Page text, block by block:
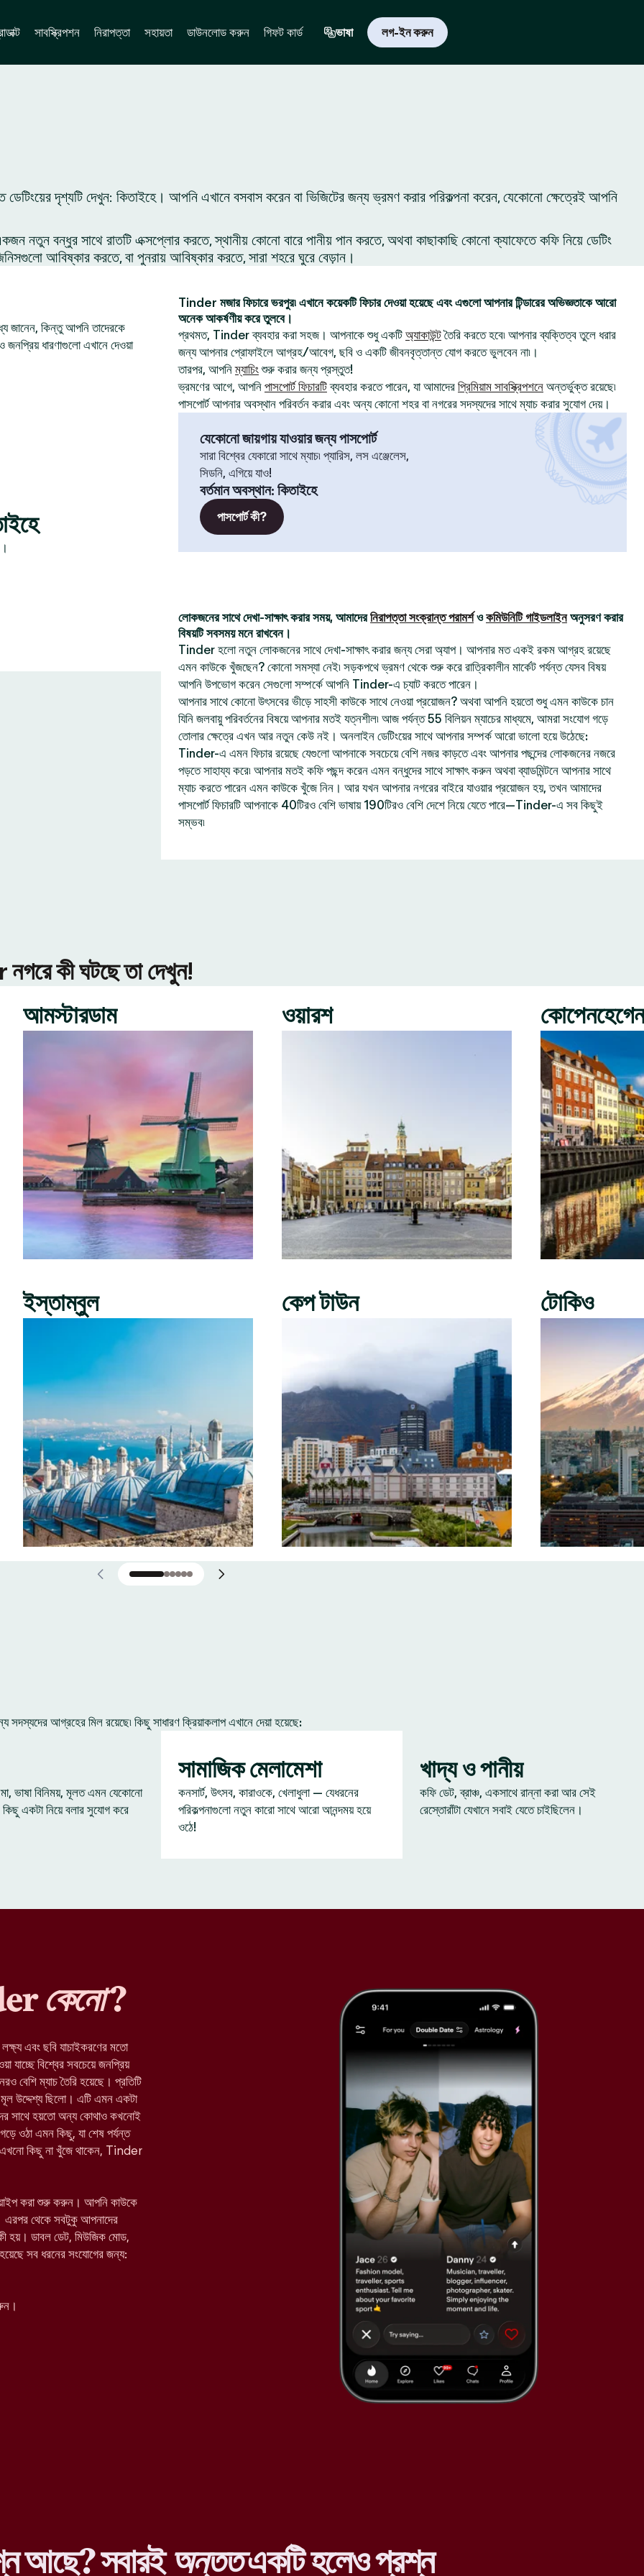
সাবস্ক্রিপশন নিরাপত্তা সহায়তা ডাউনলোড করুন গিফট কার্ড ভাষা লগ-ইন করুন
দৃশ্যটি দেখুন: কিতাইহে। আপনি এখানে বসবাস করেন বা ভিজিটের জন্য ভ্রমণ করার পরিকল্পনা করেন, যেকোনো ক্ষেত্রেই আপনি
বন্ধুর সাথে রাতটি এক্সপ্লোর করতে, স্থানীয় কোনো বারে পানীয় পান করতে, অথবা কাছাকাছি কোনো ক্যাফেতে কফি নিয়ে ডেটিং
আবিষ্কার করতে, বা পুনরায় আবিষ্কার করতে, সারা শহরে ঘুরে বেড়ান।
জানেন, কিন্তু আপনি তাদেরকে
জনপ্রিয় ধারণাগুলো এখানে দেওয়া
Tinder মজার ফিচারে ভরপুর৷ এখানে কয়েকটি ফিচার দেওয়া হয়েছে এবং এগুলো আপনার টিন্ডারের অভিজ্ঞতাকে আরো
অনেক আকর্ষণীয় করে তুলবে।
প্রথমত, Tinder ব্যবহার করা সহজ। আপনাকে শুধু একটি অ্যাকাউন্টতৈরি করতে হবে৷ আপনার ব্যক্তিত্ব তুলে ধরার
জন্য আপনার প্রোফাইলে আগ্রহ/আবেগ, ছবি ও একটি জীবনবৃত্তান্ত যোগ করতে ভুলবেন না৷।
তারপর, আপনিম্যাচিং শুরু করার জন্য প্রস্তুত!
ভ্রমণের আগে, আপনি পাসপোর্ট ফিচারটিব্যবহার করতে পারেন, যা আমাদের প্রিমিয়াম সাবস্ক্রিপশনে অন্তর্ভুক্ত রয়েছে৷
পাসপোর্ট আপনার অবস্থান পরিবর্তন করার এবং অন্য কোনো শহর বা নগরের সদস্যদের সাথে ম্যাচ করার সুযোগ দেয়।
যেকোনো জায়গায় যাওয়ার জন্য পাসপোর্ট
সারা বিশ্বের যেকারো সাথে ম্যাচ৷ প্যারিস, লস এঞ্জেলেস,
সিডনি, এগিয়ে যাও!
বর্তমান অবস্থান: কিতাইহে
পাসপোর্ট কী?
লোকজনের সাথে দেখা-সাক্ষাৎ করার সময়, আমাদেরনিরাপত্তা সংক্রান্ত পরামর্শওকমিউনিটি গাইডলাইনঅনুসরণ করার
বিষয়টি সবসময় মনে রাখবেন।
Tinder হলো নতুন লোকজনের সাথে দেখা-সাক্ষাৎ করার জন্য সেরা অ্যাপ। আপনার মত একই রকম আগ্রহ রয়েছে
এমন কাউকে খুঁজছেন? কোনো সমস্যা নেই৷ সড়কপথে ভ্রমণ থেকে শুরু করে রাত্রিকালীন মার্কেট পর্যন্ত যেসব বিষয়
আপনি উপভোগ করেন সেগুলো সম্পর্কে আপনি Tinder-এ চ্যাট করতে পারেন।
আপনার সাথে কোনো উৎসবের ভীড়ে সাহসী কাউকে সাথে নেওয়া প্রয়োজন? অথবা আপনি হয়তো শুধু এমন কাউকে চান
যিনি জলবায়ু পরিবর্তনের বিষয়ে আপনার মতই যত্নশীল৷ আজ পর্যন্ত 55 বিলিয়ন ম্যাচের মাধ্যমে, আমরা সংযোগ গড়ে
তোলার ক্ষেত্রে এখন আর নতুন কেউ নই। অনলাইন ডেটিংয়ের সাথে আপনার সম্পর্ক আরো ভালো হয়ে উঠেছে:
Tinder-এ এমন ফিচার রয়েছে যেগুলো আপনাকে সবচেয়ে বেশি নজর কাড়তে এবং আপনার পছন্দের লোকজনের নজরে
পড়তে সাহায্য করে৷ আপনার মতই কফি পছন্দ করেন এমন বন্ধুদের সাথে সাক্ষাৎ করুন অথবা ব্যাডমিন্টনে আপনার সাথে
ম্যাচ করতে পারেন এমন কাউকে খুঁজে নিন। আর যখন আপনার নগরের বাইরে যাওয়ার প্রয়োজন হয়, তখন আমাদের
পাসপোর্ট ফিচারটি আপনাকে 40টিরও বেশি ভাষায় 190টিরও বেশি দেশে নিয়ে যেতে পারে—Tinder-এ সব কিছুই
সম্ভব৷
কী ঘটছে তা দেখুন!
আমস্টারডাম
ইস্তাম্বুল
ওয়ারশ
কেপ টাউন
কোপেনহেগেন
টোকিও
আগ্রহের মিল রয়েছে৷ কিছু সাধারণ ক্রিয়াকলাপ এখানে দেয়া হয়েছে:
ভাষা বিনিময়, মূলত এমন যেকোনো
একটা নিয়ে বলার সুযোগ করে
সামাজিক মেলামেশা
কনসার্ট, উৎসব, কারাওকে, খেলাধুলা — যেধরনের
পরিকল্পনাগুলো নতুন কারো সাথে আরো আনন্দময় হয়ে
ওঠে!
খাদ্য ও পানীয়
কফি ডেট, ব্রাঞ্চ, একসাথে রান্না করা আর সেই
রেস্তোরাঁটা যেখানে সবাই যেতে চাইছিলেন।
কেনো?
এবং ছবি যাচাইকরণের মতো
যাচ্ছে বিশ্বের সবচেয়ে জনপ্রিয়
বেশি ম্যাচ তৈরি হয়েছে। প্রতিটি
উদ্দেশ্য ছিলো। এটি এমন একটা
সাথে হয়তো অন্য কোথাও কখনোই
ওঠা এমন কিছু, যা শেষ পর্যন্ত
এখনো কিছু না খুঁজে থাকেন, Tinder
করা শুরু করুন। আপনি কাউকে
এরপর থেকে সবটুকু আপনাদের
হয়। ডাবল ডেট, মিউজিক মোড,
সব ধরনের সংযোগের জন্য:
আছে? সবারইঅন্ততএকটি হলেও প্রশ্ন